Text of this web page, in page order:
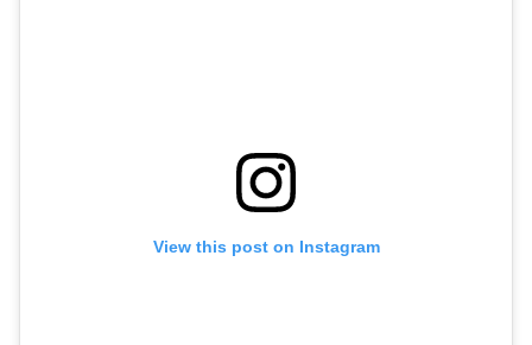
View this post on Instagram